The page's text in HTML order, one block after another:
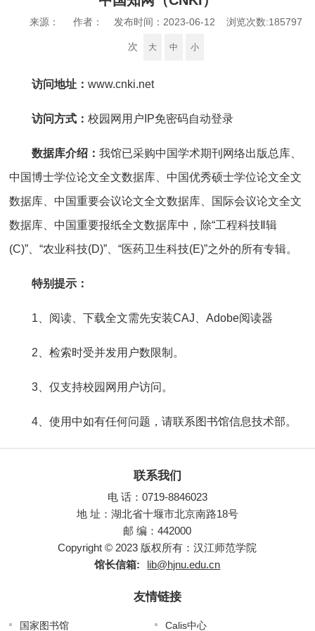
来源： 作者： 发布时间：2023-06-12 浏览次数:185797
次 大 中 小
访问地址：www.cnki.net
访问方式：校园网用户IP免密码自动登录
数据库介绍：我馆已采购中国学术期刊网络出版总库、
中国博士学位论文全文数据库、中国优秀硕士学位论文全文
数据库、中国重要会议论文全文数据库、国际会议论文全文
数据库、中国重要报纸全文数据库中，除“工程科技Ⅱ辑
(C)”、“农业科技(D)”、“医药卫生科技(E)”之外的所有专辑。
特别提示：
1、阅读、下载全文需先安装CAJ、Adobe阅读器
2、检索时受并发用户数限制。
3、仅支持校园网用户访问。
4、使用中如有任何问题，请联系图书馆信息技术部。
联系我们
电 话：0719-8846023
地 址：湖北省十堰市北京南路18号
邮 编：442000
Copyright © 2023 版权所有：汉江师范学院
馆长信箱:
lib@hjnu.edu.cn
友情链接
国家图书馆 Calis中心